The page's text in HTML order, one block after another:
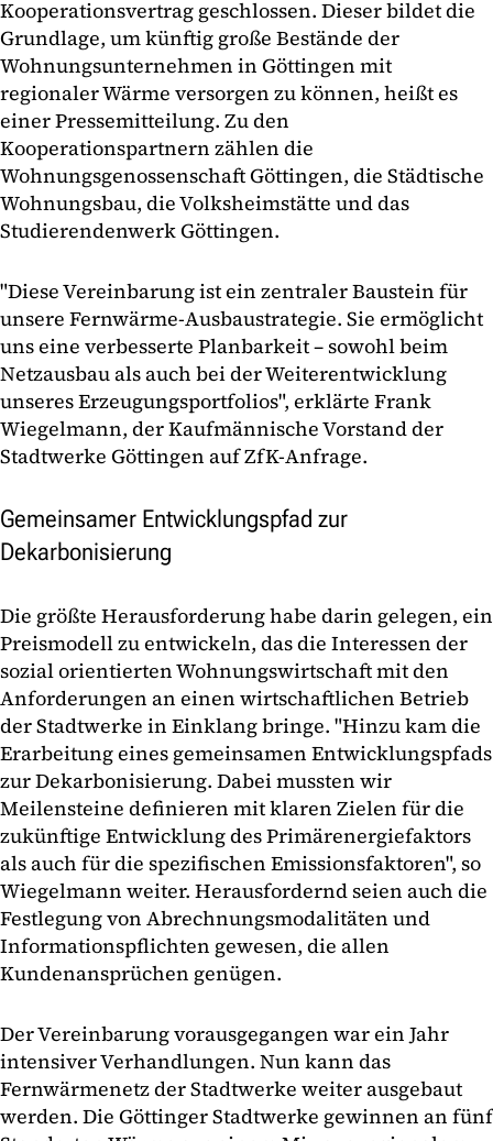
Kooperationsvertrag geschlossen. Dieser bildet die
Grundlage, um künftig große Bestände der
Wohnungsunternehmen in Göttingen mit
regionaler Wärme versorgen zu können, heißt es
einer Pressemitteilung. Zu den
Kooperationspartnern zählen die
Wohnungsgenossenschaft Göttingen, die Städtische
Wohnungsbau, die Volksheimstätte und das
Studierendenwerk Göttingen.
"Diese Vereinbarung ist ein zentraler Baustein für
unsere Fernwärme-Ausbaustrategie. Sie ermöglicht
uns eine verbesserte Planbarkeit – sowohl beim
Netzausbau als auch bei der Weiterentwicklung
unseres Erzeugungsportfolios", erklärte Frank
Wiegelmann, der Kaufmännische Vorstand der
Stadtwerke Göttingen auf ZfK-Anfrage.
Gemeinsamer Entwicklungspfad zur
Dekarbonisierung
Die größte Herausforderung habe darin gelegen, ein
Preismodell zu entwickeln, das die Interessen der
sozial orientierten Wohnungswirtschaft mit den
Anforderungen an einen wirtschaftlichen Betrieb
der Stadtwerke in Einklang bringe. "Hinzu kam die
Erarbeitung eines gemeinsamen Entwicklungspfads
zur Dekarbonisierung. Dabei mussten wir
Meilensteine definieren mit klaren Zielen für die
zukünftige Entwicklung des Primärenergiefaktors
als auch für die spezifischen Emissionsfaktoren", so
Wiegelmann weiter. Herausfordernd seien auch die
Festlegung von Abrechnungsmodalitäten und
Informationspflichten gewesen, die allen
Kundenansprüchen genügen.
Der Vereinbarung vorausgegangen war ein Jahr
intensiver Verhandlungen. Nun kann das
Fernwärmenetz der Stadtwerke weiter ausgebaut
werden. Die Göttinger Stadtwerke gewinnen an fünf